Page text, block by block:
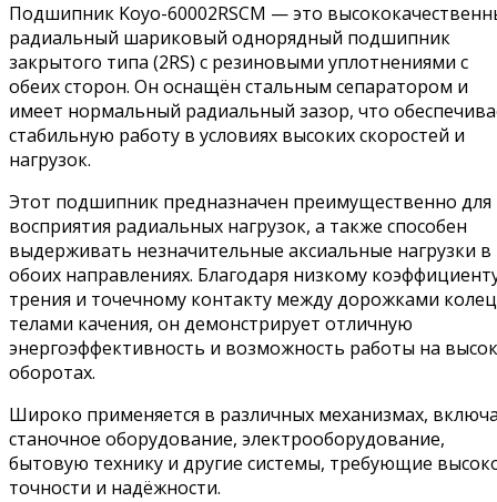
Подшипник Koyo-60002RSCM — это
радиальный шариковый однорядный подшипник
закрытого типа (2RS) с резиновыми уплотнениями с
обеих сторон. Он оснащён стальным сепаратором и
имеет нормальный радиальный зазор, что
стабильную работу в условиях высоких скоростей и
нагрузок.
Этот подшипник предназначен преимущественно для
восприятия радиальных нагрузок, а также способен
выдерживать незначительные аксиальные нагрузки в
обоих направлениях. Благодаря низкому
трения и точечному контакту между дорожками
телами качения, он демонстрирует отличную
энергоэффективность и возможность работы на
оборотах.
Широко применяется в различных механизмах,
станочное оборудование, электрооборудование,
бытовую технику и другие системы, требующие
точности и надёжности.